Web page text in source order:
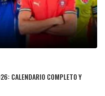
CALENDARIO COMPLETO Y